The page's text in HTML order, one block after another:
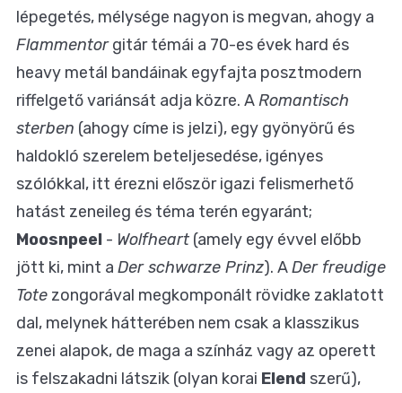
lépegetés, mélysége nagyon is megvan, ahogy a
Flammentorgitár témái a 70-es évek hard és
heavy metál bandáinak egyfajta posztmodern
riffelgető variánsát adja közre. ARomantisch
sterben (ahogy címe is jelzi), egy gyönyörű és
haldokló szerelem beteljesedése, igényes
szólókkal, itt érezni először igazi felismerhető
hatást zeneileg és téma terén egyaránt;
Moosnpeel - Wolfheart (amely egy évvel előbb
jött ki, mint a Der schwarze Prinz). ADer freudige
Tote zongorával megkomponált rövidke zaklatott
dal, melynek hátterében nem csak a klasszikus
zenei alapok, de maga a színház vagy az operett
is felszakadni látszik (olyan korai Elend szerű),